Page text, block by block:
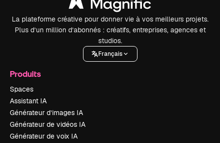
La plateforme créative pour donner vie à vos meilleurs projets.
Plus d’un million d’abonnés : créatifs, entreprises, agences et
studios.
Français
Produits
Spaces
Assistant IA
Générateur d’images IA
Générateur de vidéos IA
Générateur de voix IA